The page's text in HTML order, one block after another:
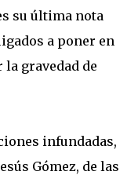
su última nota
a poner en
gravedad de
infundadas,
Gómez, de las